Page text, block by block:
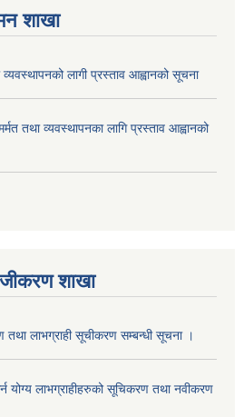
शाखा
व्यवस्थापनको लागी प्रस्ताव आह्वानको सूचना
तथा व्यवस्थापनका लागि प्रस्ताव आह्वानको
शाखा
तथा लाभग्राही सूचीकरण सम्बन्धी सूचना ।
योग्य लाभग्राहीहरुको सूचिकरण तथा नवीकरण